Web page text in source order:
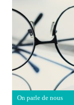
On parle de nous